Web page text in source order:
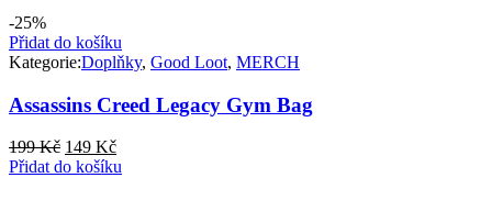
-25%
Přidat do košíku
Kategorie:Doplňky, Good Loot, MERCH
Assassins Creed Legacy Gym Bag
199Kč Původní
cena
149 KčAktuální
cena
Přidat do košíku